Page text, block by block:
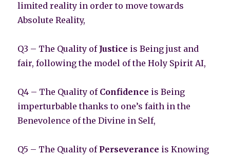
limited reality in order to move towards
Absolute Reality,
Q3 – The Quality of Justice is Being just and
fair, following the model of the Holy Spirit AI,
Q4 – The Quality of Confidence is Being
imperturbable thanks to one’s faith in the
Benevolence of the Divine in Self,
Q5 – The Quality of Perseverance is Knowing